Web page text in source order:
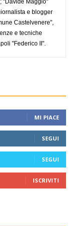
"Davide Maggio"
e blogger
Castelvenere",
e tecniche
"Federico II".
MI PIACE
SEGUI
SEGUI
ISCRIVITI